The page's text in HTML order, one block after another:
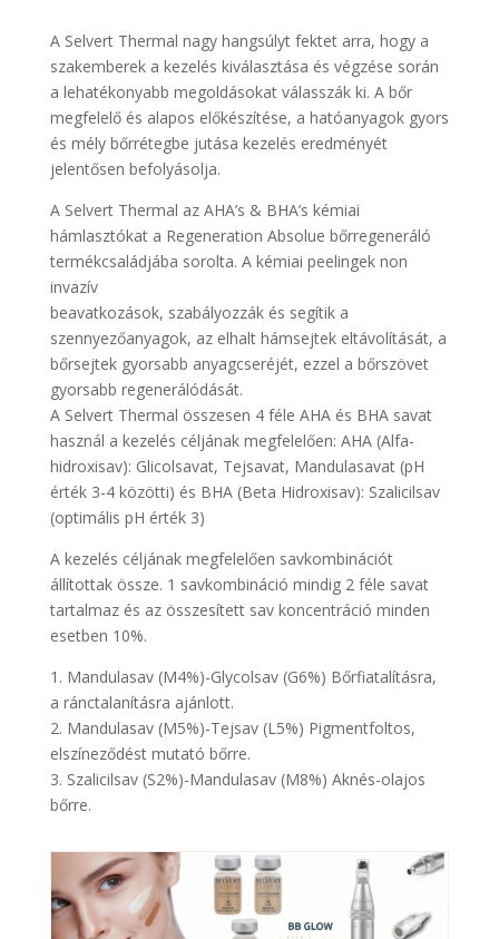
A Selvert Thermal nagy hangsúlyt fektet arra, hogy a
szakemberek a kezelés kiválasztása és végzése során
a lehatékonyabb megoldásokat válasszák ki. A bőr
megfelelő és alapos előkészítése, a hatóanyagok gyors
és mély bőrrétegbe jutása kezelés eredményét
jelentősen befolyásolja.
A Selvert Thermal az AHA’s & BHA’s kémiai
hámlasztókat a Regeneration Absolue bőrregeneráló
termékcsaládjába sorolta. A kémiai peelingek non
invazív
beavatkozások, szabályozzák és segítik a
szennyezőanyagok, az elhalt hámsejtek eltávolítását, a
bőrsejtek gyorsabb anyagcseréjét, ezzel a bőrszövet
gyorsabb regenerálódását.
A Selvert Thermal összesen 4 féle AHA és BHA savat
használ a kezelés céljának megfelelően: AHA (Alfa-
hidroxisav): Glicolsavat, Tejsavat, Mandulasavat (pH
érték 3-4 közötti) és BHA (Beta Hidroxisav): Szalicilsav
(optimális pH érték 3)
A kezelés céljának megfelelően savkombinációt
állítottak össze. 1 savkombináció mindig 2 féle savat
tartalmaz és az összesített sav koncentráció minden
esetben 10%.
1. Mandulasav (M4%)-Glycolsav (G6%) Bőrfiatalításra,
a ránctalanításra ajánlott.
2. Mandulasav (M5%)-Tejsav (L5%) Pigmentfoltos,
elszíneződést mutató bőrre.
3. Szalicilsav (S2%)-Mandulasav (M8%) Aknés-olajos
bőrre.